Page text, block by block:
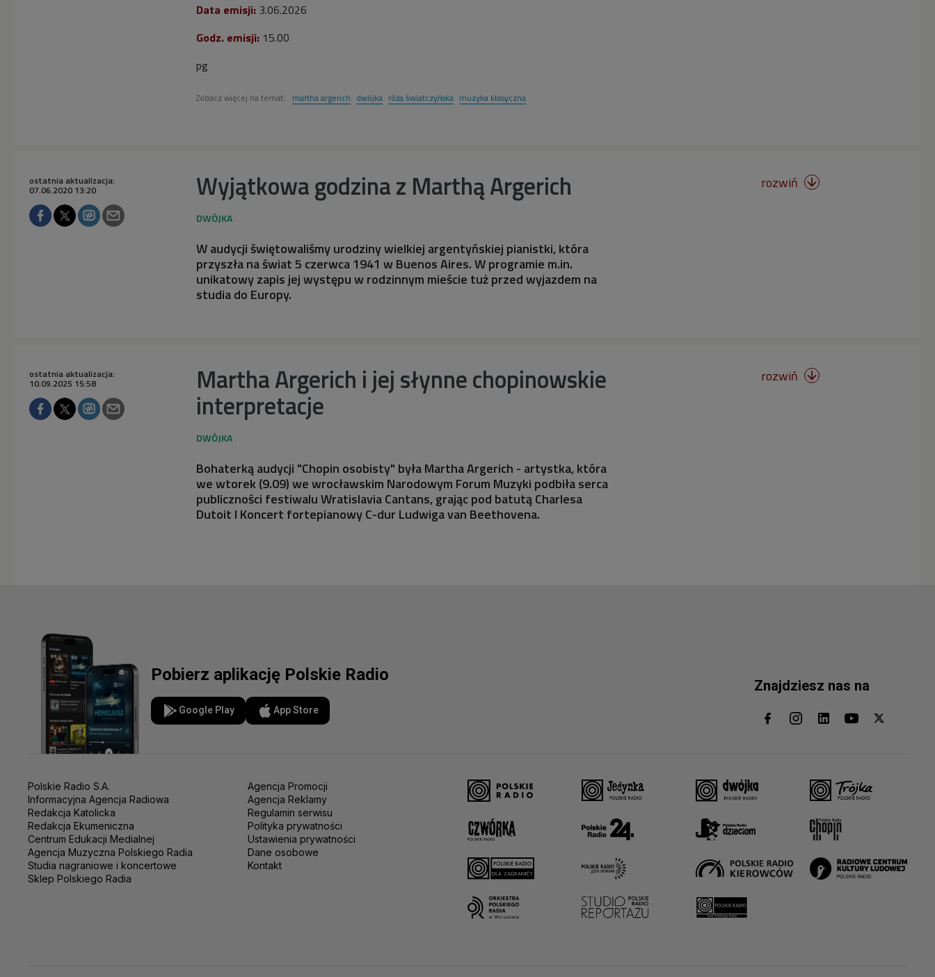
Data emisji: 3.06.2026
Godz. emisji: 15.00
pg
Zobacz więcej na temat: martha argerich dwójka róża światczyńska muzyka klasyczna
Wyjątkowa godzina z Marthą Argerich
ostatnia aktualizacja:
07.06.2020 13:20
W audycji świętowaliśmy urodziny wielkiej argentyńskiej pianistki, która
przyszła na świat 5 czerwca 1941 w Buenos Aires. W programie m.in.
unikatowy zapis jej występu w rodzinnym mieście tuż przed wyjazdem na
studia do Europy.
rozwiń 
Martha Argerich i jej słynne chopinowskie
interpretacje
ostatnia aktualizacja:
10.09.2025 15:58
Bohaterką audycji "Chopin osobisty" była Martha Argerich - artystka, która
we wtorek (9.09) we wrocławskim Narodowym Forum Muzyki podbiła serca
publiczności festiwalu Wratislavia Cantans, grając pod batutą Charlesa
Dutoit I Koncert fortepianowy C-dur Ludwiga van Beethovena.
rozwiń 
Pobierz aplikację Polskie Radio
Google Play App Store
Znajdziesz nas na
Polskie Radio S.A.
Informacyjna Agencja Radiowa
Redakcja Katolicka
Redakcja Ekumeniczna
Centrum Edukacji Medialnej
Agencja Muzyczna Polskiego Radia
Studia nagraniowe i koncertowe
Sklep Polskiego Radia
Agencja Promocji
Agencja Reklamy
Regulamin serwisu
Polityka prywatności
Ustawienia prywatności
Dane osobowe
Kontakt